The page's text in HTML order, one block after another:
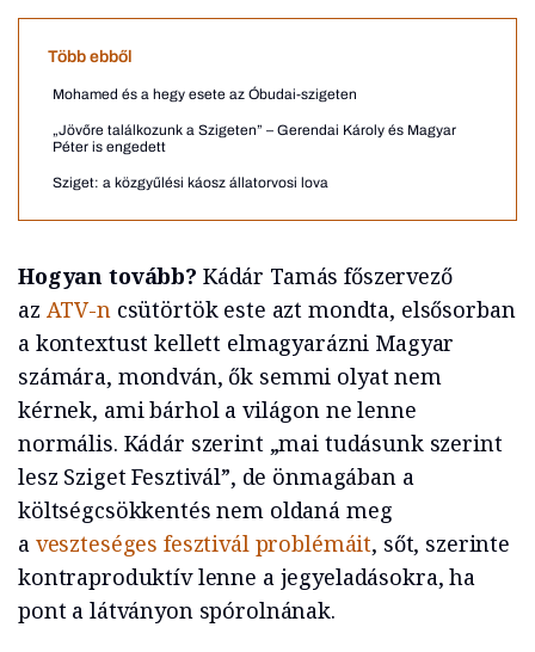
Több ebből
Mohamed és a hegy esete az Óbudai-szigeten
„Jövőre találkozunk a Szigeten” – Gerendai Károly és Magyar
Péter is engedett
Sziget: a közgyűlési káosz állatorvosi lova
Hogyan tovább? Kádár Tamás főszervező
az ATV-ncsütörtök este azt mondta, elsősorban
a kontextust kellett elmagyarázni Magyar
számára, mondván, ők semmi olyat nem
kérnek, ami bárhol a világon ne lenne
normális. Kádár szerint „mai tudásunk szerint
lesz Sziget Fesztivál”, de önmagában a
költségcsökkentés nem oldaná meg
a veszteséges fesztivál problémáit, sőt, szerinte
kontraproduktív lenne a jegyeladásokra, ha
pont a látványon spórolnának.